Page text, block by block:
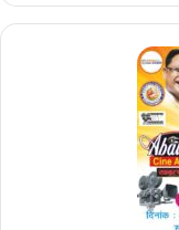
खिलाड़ियों के लिए खुशी की
देख रहे हैं और यह उनके
भारत ने ग्रुप चरण में अपना
शानदार जीत के साथ अजेय
जीत दर्ज की। कोरिया
को प्रदर्शित किया और
पूल ए में अपनी स्थिति